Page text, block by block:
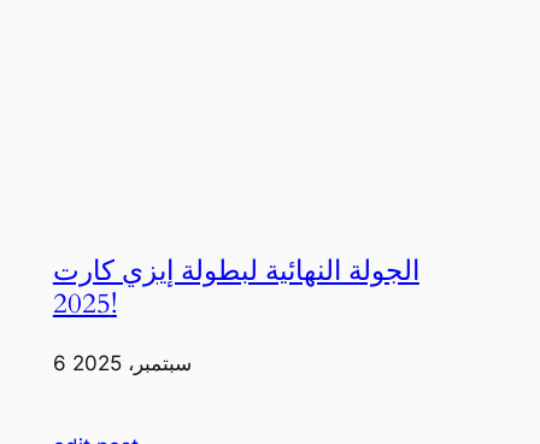
الجولة النهائية لبطولة إيزي كارت
2025!
6 سبتمبر، 2025